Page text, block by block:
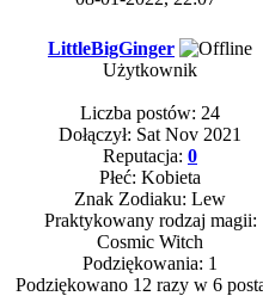
LittleBigGinger
Użytkownik
Liczba postów: 24
Dołączył: Sat Nov 2021
Reputacja: 0
Płeć: Kobieta
Znak Zodiaku: Lew
Praktykowany rodzaj magii:
Cosmic Witch
Podziękowania: 1
Podziękowano 12 razy w 6